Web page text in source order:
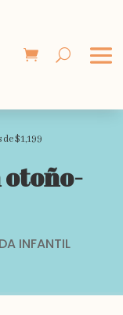
de $1,199
otoño-
INFANTIL